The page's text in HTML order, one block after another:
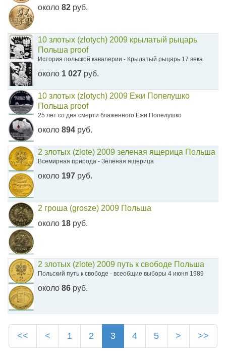
около 82 руб.
10 злотых (zlotych) 2009 крылатый рыцарь
Польша proof
История польской кавалерии - Крылатый рыцарь 17 века
около 1 027 руб.
10 злотых (zlotych) 2009 Ежи Попелушко
Польша proof
25 лет со дня смерти блаженного Ежи Попелушко
около 894 руб.
2 злотых (zlote) 2009 зеленая ящерица Польша
Всемирная природа - Зелёная ящерица
около 197 руб.
2 гроша (grosze) 2009 Польша
около 18 руб.
2 злотых (zlote) 2009 путь к свободе Польша
Польский путь к свободе - всеобщие выборы 4 июня 1989
около 86 руб.
<< < 1 2 3 4 5 > >>